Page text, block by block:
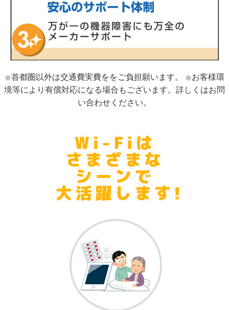
※首都圏以外は交通費実費ををご負担願います。 ※ お客様環
境等により有償対応になる場合もございます。詳しくはお問
い合わせください。